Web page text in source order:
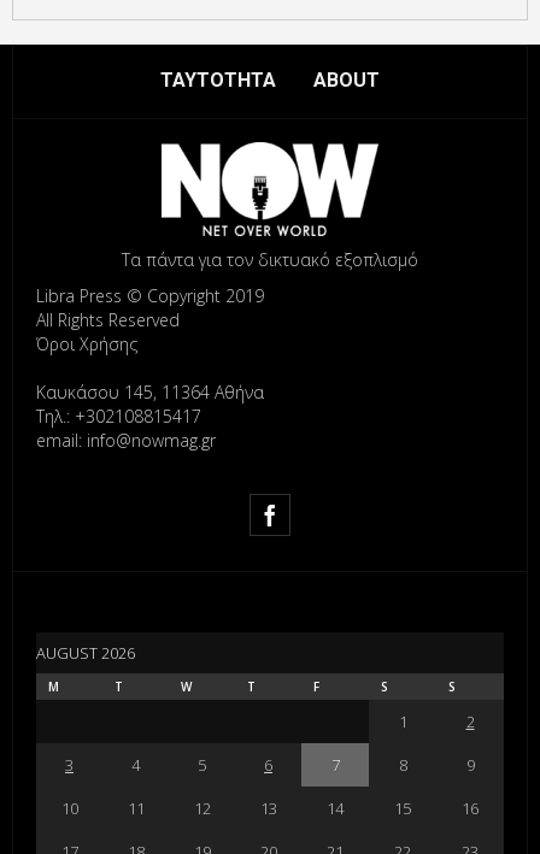
ΤΑΥΤΟΤΗΤΑ ABOUT
Τα πάντα για τον δικτυακό εξοπλισμό
Libra Press © Copyright 2019
All Rights Reserved
Όροι Χρήσης
Καυκάσου 145, 11364 Αθήνα
Τηλ.: +302108815417
email: info@nowmag.gr
AUGUST 2026
M T W T F S S
1
2
3
4 5 6 7 8
9
10
11 12 13 14 15
16